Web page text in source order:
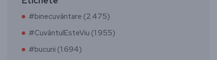
#binecuvântare (2.475)
#CuvântulEsteViu (1.955)
#bucurii (1.694)